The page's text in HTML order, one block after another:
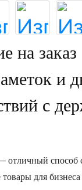
на
и
с
отличный способ
для